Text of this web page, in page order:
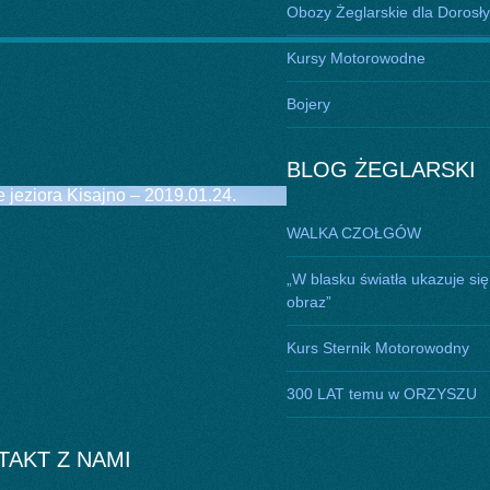
jeziora Kisajno – 2019.01.24.
Obozy Żeglarskie dla
Kursy Motorowodne
Bojery
BLOG ŻEGLARSKI
WALKA CZOŁGÓW
„W blasku światła ukazuje się
obraz”
Kurs Sternik Motorowodny
300 LAT temu w ORZYSZU
Z NAMI